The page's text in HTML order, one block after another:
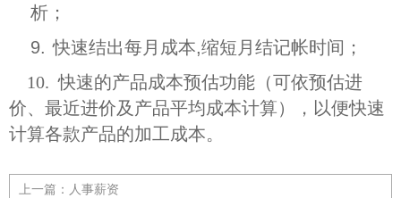
析；
9. 快速结出每月成本,缩短月结记帐时间；
10. 快速的产品成本预估功能（可依预估进
价、最近进价及产品平均成本计算），以便快速
计算各款产品的加工成本。
上一篇： 人事薪资